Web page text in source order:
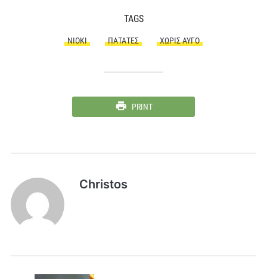
TAGS
ΝΙΌΚΙ ΠΑΤΆΤΕΣ ΧΩΡΊΣ ΑΥΓΌ
PRINT
Christos